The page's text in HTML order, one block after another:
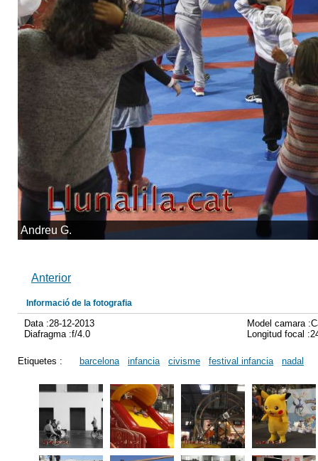
Andreu G.
Anterior
Informació de la fotografia
Data :28-12-2013
Model camara
Diafragma :f/4.0
Longitud focal
Etiquetes : barcelona infancia civisme festival infancia nadal